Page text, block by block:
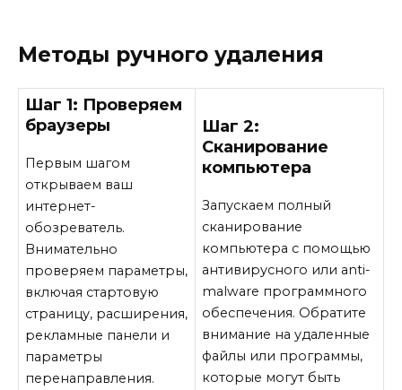
Методы ручного удаления
Шаг 1: Проверяем
браузеры
Первым шагом
открываем ваш
интернет-
обозреватель.
Внимательно
проверяем параметры,
включая стартовую
страницу, расширения,
рекламные панели и
параметры
перенаправления.
Шаг 2:
Сканирование
компьютера
Запускаем полный
сканирование
компьютера с помощью
антивирусного или anti-
malware программного
обеспечения. Обратите
внимание на удаленные
файлы или программы,
которые могут быть